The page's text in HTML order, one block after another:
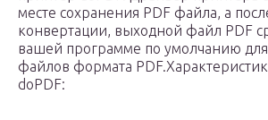
месте сохранения PDF файла, а
конвертации, выходной файл PDF
вашей программе по умолчанию
файлов формата
doPDF: